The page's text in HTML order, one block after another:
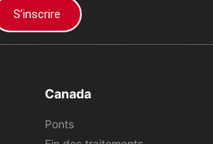
S’inscrire
Canada
Ponts